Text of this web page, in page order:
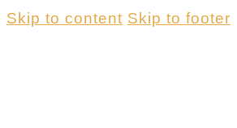
Skip to content Skip to footer